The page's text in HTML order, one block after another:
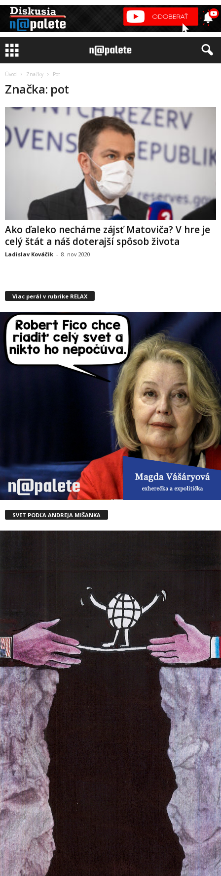
Úvod Značky Pot
Značka: pot
Ako ďaleko necháme zájsť Matoviča? V hre je
celý štát a náš doterajší spôsob života
Ladislav Kováčik - 8. nov 2020
Viac perál v rubrike RELAX
SVET PODĽA ANDREJA MIŠANKA